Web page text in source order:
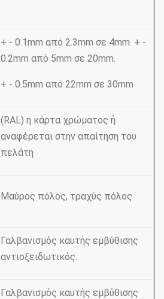
+ - 0.1mm από 2.3mm σε 4mm. + -
0.2mm από 5mm σε 20mm.
+ - 0.5mm από 22mm σε 30mm
(RAL) η κάρτα χρώματος ή
αναφέρεται στην απαίτηση του
πελάτη
Μαύρος πόλος, τραχύς πόλος
Γαλβανισμός καυτής εμβύθισης
αντιοξειδωτικός.
Γαλβανισμός καυτής εμβύθισης